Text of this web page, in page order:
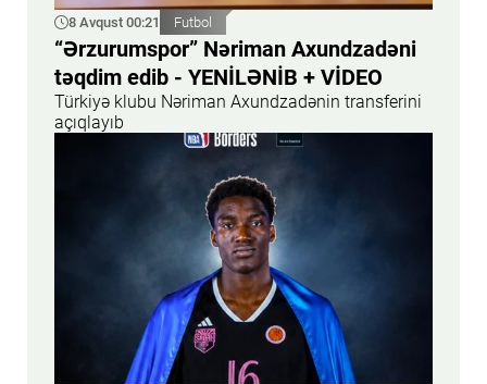
8 Avqust 00:21 Futbol
“Ərzurumspor” Nəriman Axundzadəni
təqdim edib - YENİLƏNİB + VİDEO
Türkiyə klubu Nəriman Axundzadənin transferini
açıqlayıb